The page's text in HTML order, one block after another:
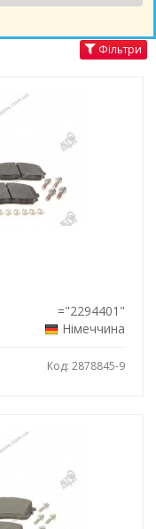
Фільтри
="2294401"
Німеччина
Код: 2878845-9